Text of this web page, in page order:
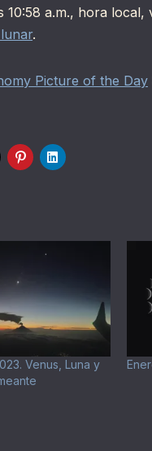
10:58 a.m., hora
.
Picture of the Day
Venus, Luna y